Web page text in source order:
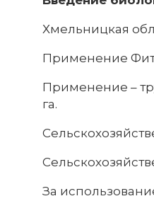
Хмельницкая
Применение
Применение –
га.
За